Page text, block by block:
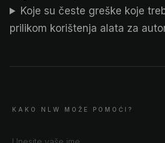
Koje su česte greške koje
prilikom korištenja alata za
KAKO NLW MOŽE POMOĆI?